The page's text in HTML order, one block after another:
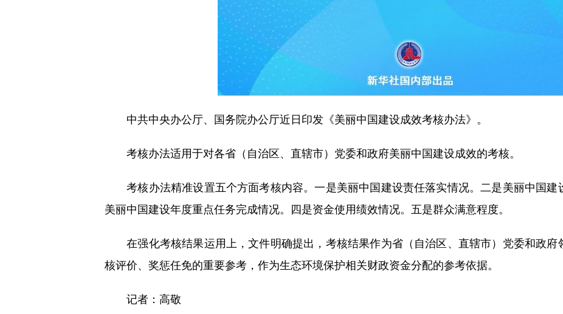
中共中央办公厅、国务院办公厅近日印发《美丽中国建设成效考核办法》。
考核办法适用于对各省（自治区、直辖市）党委和政府美丽中国建设成效的考核。
考核办法精准设置五个方面考核内容。一是美丽中国建设责任落实情况。二是美丽中国建
美丽中国建设年度重点任务完成情况。四是资金使用绩效情况。五是群众满意程度。
在强化考核结果运用上，文件明确提出，考核结果作为省（自治区、直辖市）党委和政府
核评价、奖惩任免的重要参考，作为生态环境保护相关财政资金分配的参考依据。
记者：高敬